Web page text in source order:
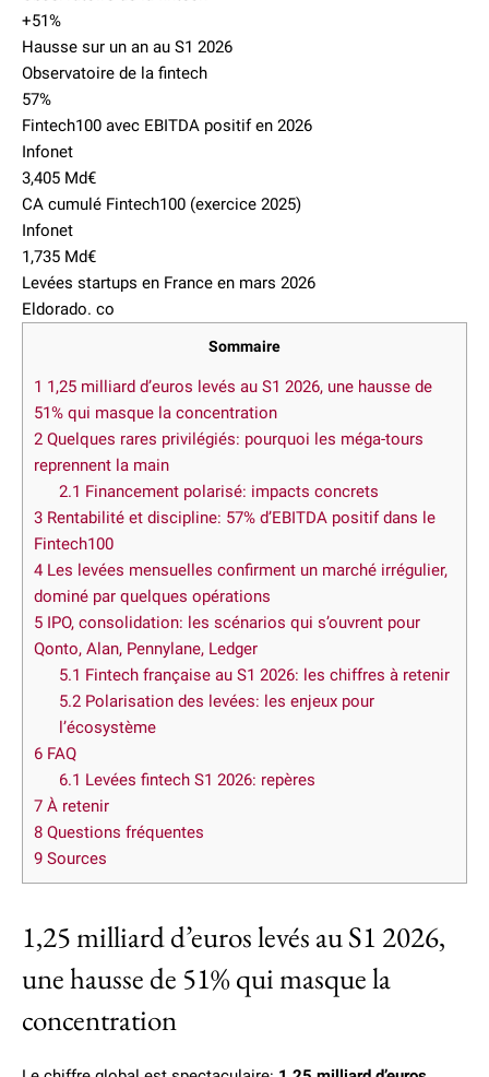
+51%
Hausse sur un an au S1 2026
Observatoire de la fintech
57%
Fintech100 avec EBITDA positif en 2026
Infonet
3,405 Md€
CA cumulé Fintech100 (exercice 2025)
Infonet
1,735 Md€
Levées startups en France en mars 2026
Eldorado. co
Sommaire
1 1,25 milliard d’euros levés au S1 2026, une hausse de
51% qui masque la concentration
2 Quelques rares privilégiés: pourquoi les méga-tours
reprennent la main
2.1 Financement polarisé: impacts concrets
3 Rentabilité et discipline: 57% d’EBITDA positif dans le
Fintech100
4 Les levées mensuelles confirment un marché irrégulier,
dominé par quelques opérations
5 IPO, consolidation: les scénarios qui s’ouvrent pour
Qonto, Alan, Pennylane, Ledger
5.1 Fintech française au S1 2026: les chiffres à retenir
5.2Polarisation des levées: les enjeux pour
l’écosystème
6 FAQ
6.1 Levées fintech S1 2026: repères
7 À retenir
8 Questions fréquentes
9 Sources
1,25 milliard d’euros levés au S1 2026,
une hausse de 51% qui masque la
concentration